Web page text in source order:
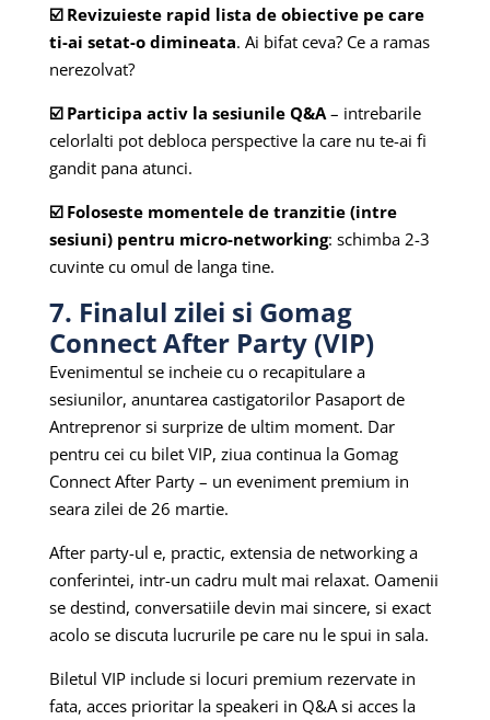
☑️ Revizuieste rapid lista de obiective pe care
ti-ai setat-o dimineata. Ai bifat ceva? Ce a ramas
nerezolvat?
☑️ Participa activ la sesiunile Q&A – intrebarile
celorlalti pot debloca perspective la care nu te-ai fi
gandit pana atunci.
☑️ Foloseste momentele de tranzitie (intre
sesiuni) pentru micro-networking: schimba 2-3
cuvinte cu omul de langa tine.
7. Finalul zilei si Gomag
Connect After Party (VIP)
Evenimentul se incheie cu o recapitulare a
sesiunilor, anuntarea castigatorilor Pasaport de
Antreprenor si surprize de ultim moment. Dar
pentru cei cu bilet VIP, ziua continua la Gomag
Connect After Party – un eveniment premium in
seara zilei de 26 martie.
After party-ul e, practic, extensia de networking a
conferintei, intr-un cadru mult mai relaxat. Oamenii
se destind, conversatiile devin mai sincere, si exact
acolo se discuta lucrurile pe care nu le spui in sala.
Biletul VIP include si locuri premium rezervate in
fata, acces prioritar la speakeri in Q&A si acces la